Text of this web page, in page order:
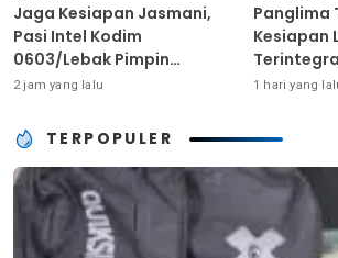
Jaga Kesiapan Jasmani,
Pasi Intel Kodim
0603/Lebak Pimpin
Pembinaan Fisik Rutin
2 jam yang lalu
Panglima
Kesiapan
Dabo
1 hari yang
TERPOPULER